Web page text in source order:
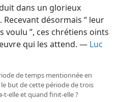
dans un glorieux
désormais “ leur
voulu ”, ces chrétiens oints
qui les attend. — Luc
de temps mentionnée en
but de cette période de trois
​t-​elle et quand finit-​elle ?